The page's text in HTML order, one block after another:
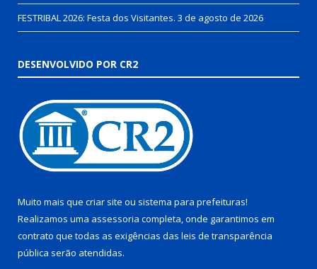
FESTRIBAL 2026: Festa dos Visitantes. 3 de agosto de 2026
DESENVOLVIDO POR CR2
Muito mais que criar site ou sistema para prefeituras!
Realizamos uma assessoria completa, onde garantimos em
contrato que todas as exigências das leis de transparência
pública serão atendidas.